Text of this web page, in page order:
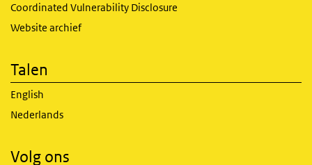
Coordinated Vulnerability Disclosure
Website archief
Talen
English
Nederlands
Volg ons